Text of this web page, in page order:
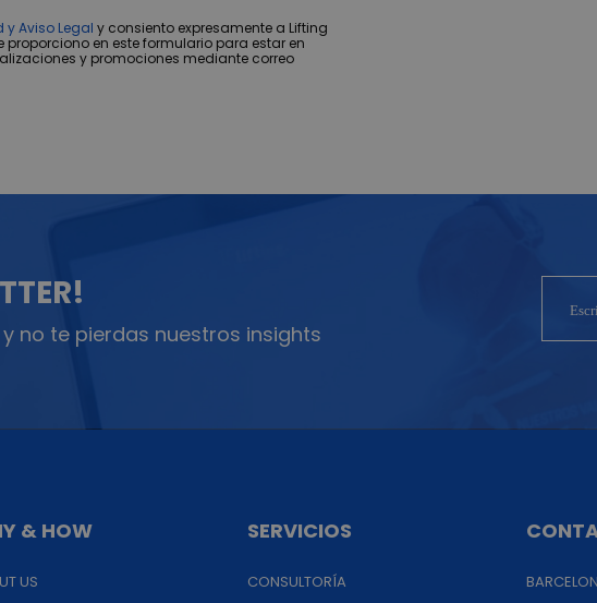
Aviso Legal y consiento expresamente a Lifting
en este formulario para estar en
y promociones mediante correo
no te pierdas nuestros insights
& HOW
US
SERVICIOS
CONSULTORÍA